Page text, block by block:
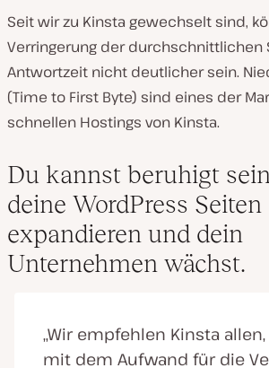
Seit wir zu Kinsta gewechselt sind,
Verringerung der durchschnittlichen
Antwortzeit nicht deutlicher sein.
(Time to First Byte) sind eines der
schnellen Hostings von Kinsta.
Du kannst beruhigt
deine WordPress Seiten
expandieren und dein
Unternehmen wächst.
„Wir empfehlen Kinsta
mit dem Aufwand für die